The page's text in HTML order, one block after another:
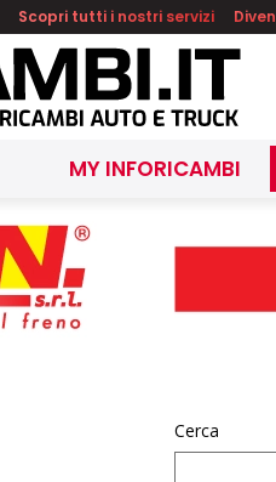
Scopri tutti i nostri servizi
MY INFORICAMBI
Cerca